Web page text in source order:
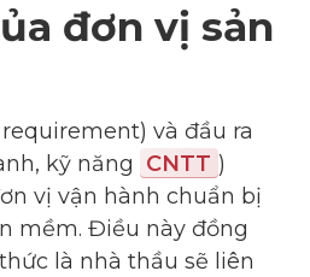
đơn vị sản
và đầu ra
kỹ năng CNTT )
vị vận hành chuẩn bị
mềm. Điều này đồng
là nhà thầu sẽ liên